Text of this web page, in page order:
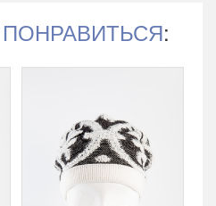
ПОНРАВИТЬСЯ: